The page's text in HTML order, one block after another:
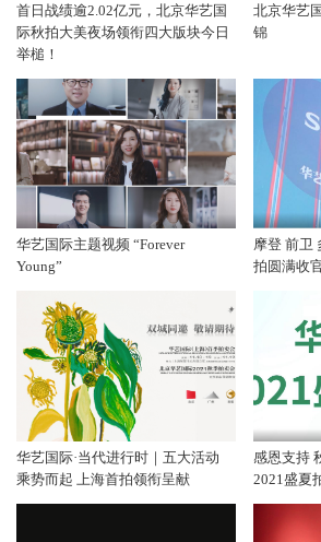
首日战绩逾2.02亿元，北京华艺国
际秋拍大美夜场领衔四大版块今日
举槌！
北京华艺
锦
华艺国际主题视频 “Forever
Young”
摩登 前卫
拍圆满收
华艺国际·当代进行时｜五大活动
乘势而起 上海首拍领衔呈献
感恩支持
2021盛夏